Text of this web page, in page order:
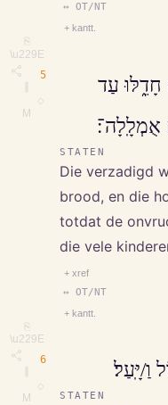
⎘
\u229E
M
↔ OT/NT
+ kantt.
5
⎘
\u229E
M
חָדֵ֑לּוּ עַד
STATEN
Die verzadigd
brood, en die
totdat de
die vele
+ xref
↔ OT/NT
+ kantt.
6 יָּֽעַל׃
STATEN